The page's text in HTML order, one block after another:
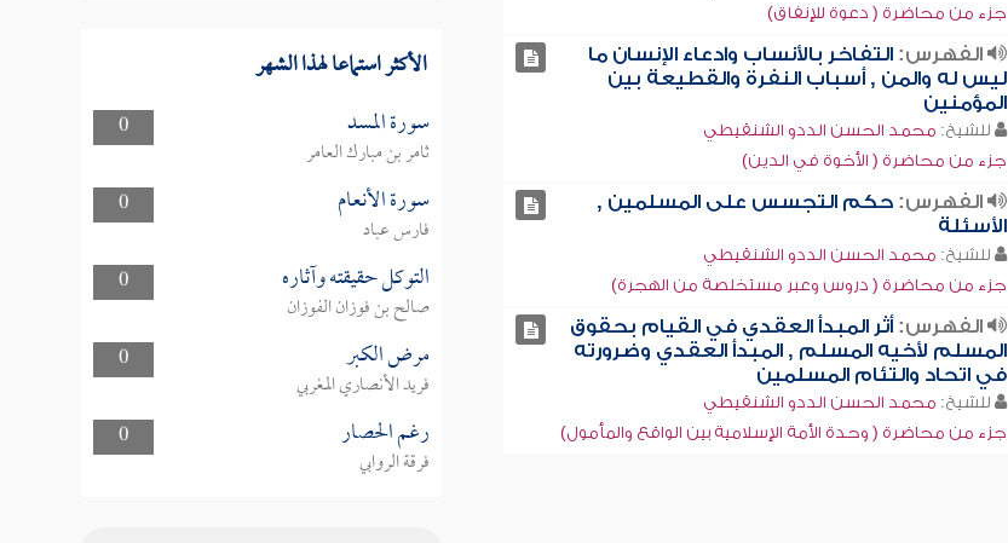
جزء من محاضرة ( دعوة للإنفاق)
الفهرس: التفاخر بالأنساب وادعاء الإنسان ما
ليس له والمن , أسباب النفرة والقطيعة بين
المؤمنين
للشيخ: محمد الحسن الددو الشنقيطي
جزء من محاضرة ( الأخوة في الدين)
الفهرس: حكم التجسس على المسلمين ,
الأسئلة
للشيخ: محمد الحسن الددو الشنقيطي
جزء من محاضرة ( دروس وعبر مستخلصة من الهجرة)
الفهرس: أثر المبدأ العقدي في القيام بحقوق
المسلم لأخيه المسلم , المبدأ العقدي وضرورته
في اتحاد والتئام المسلمين
للشيخ: محمد الحسن الددو الشنقيطي
جزء من محاضرة ( وحدة الأمة الإسلامية بين الواقع والمأمول)
الأكثر استماعا لهذا الشهر
0 سورة المسد
ثامر بن مبارك العامر
0
سورة الأنعام
فارس عباد
0
التوكل حقيقته وآثاره
صالح بن فوزان الفوزان
0
مرض الكبر
فريد الأنصاري المغربي
0
رغم الحصار
فرقة الروابي